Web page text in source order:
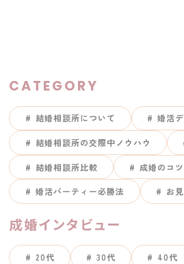
CATEGORY
結婚相談所について 婚活
結婚相談所の交際中ノウハウ
結婚相談所比較 成婚のコツ
婚活パーティー必勝法 お
成婚インタビュー
20代 30代 40代